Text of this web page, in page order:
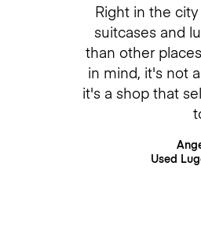
Right in the
suitcases and
than other
in mind, it's not
it's a shop that
Used